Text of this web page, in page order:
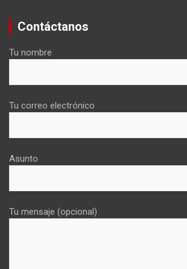
Contáctanos
Tu nombre
Tu correo electrónico
Asunto
Tu mensaje (opcional)